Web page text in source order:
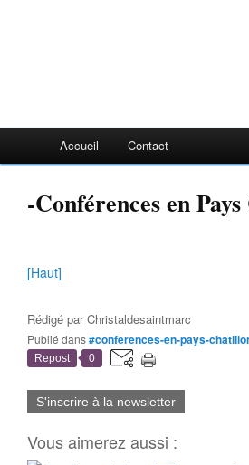
Accueil Contact
-Conférences en
[Haut]
Rédigé parChristaldesaintmarc
Publié dans#conferences-en-pays-
Repost 0
S'inscrire à la newsletter
Vous aimerez aussi :